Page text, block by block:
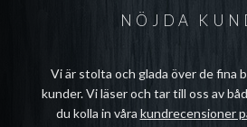
NÖJDA
Vi är stolta och glada över de fina
kunder. Vi läser och tar till oss av
du kolla in våra kundrecensioner